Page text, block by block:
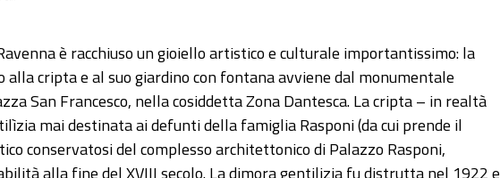
è racchiuso un gioiello artistico e culturale importantissimo: la
alla cripta e al suo giardino con fontana avviene dal monumentale
San Francesco, nella cosiddetta Zona Dantesca. La cripta – in realtà
mai destinata ai defunti della famiglia Rasponi (da cui prende il
conservatosi del complesso architettonico di Palazzo Rasponi,
alla fine del XVIII secolo. La dimora gentilizia fu distrutta nel 1922 e